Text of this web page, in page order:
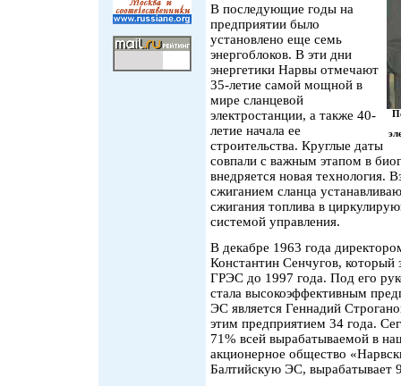
В последующие годы на
предприятии было
установлено еще семь
энергоблоков. В эти дни
энергетики Нарвы отмечают
35-летие самой мощной в
мире сланцевой
электростанции, а также 40-
летие начала ее
строительства. Круглые даты
совпали с важным этапом в
внедряется новая технология.
сжиганием сланца
сжигания топлива в
системой управления.
В декабре 1963 года
Константин Сенчугов, который
ГРЭС до 1997 года. Под его
стала высокоэффективным
ЭС является Геннадий
этим предприятием 34 года.
71% всей вырабатываемой в
акционерное общество
Балтийскую ЭС, вырабатывает